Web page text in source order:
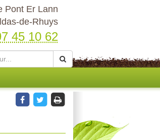
Pont Er Lann
de-Rhuys
45 10 62